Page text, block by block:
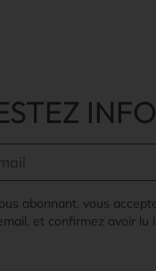
abonnant, vous
et confirmez avoir lu